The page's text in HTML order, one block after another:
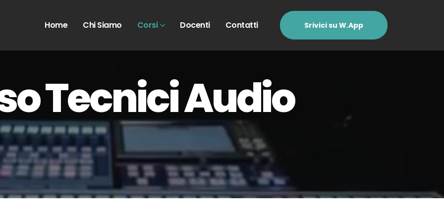
Home Chi Siamo Corsi Docenti Contatti Srivici su W.App
Tecnici Audio